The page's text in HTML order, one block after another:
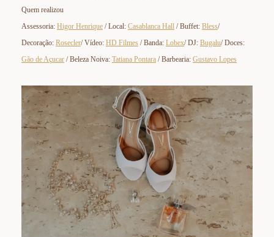
Quem realizou
Assessoria: Higor Henrique / Local: Casablanca Hall / Buffet: Bless/
Decoração: Rosecler/ Vídeo: HD Filmes / Banda: Lobex/ DJ: Bugalu/ Doces:
Gão de Açucar / Beleza Noiva: Tatiana Pontara / Barbearia: Gustavo Lopes